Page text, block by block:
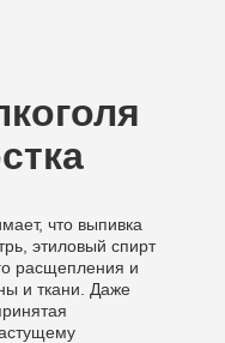
что выпивка
этиловый спирт
расщепления и
и ткани. Даже